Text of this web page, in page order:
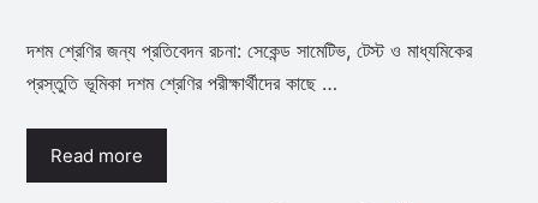
দশম শ্রেণির জন্য প্রতিবেদন রচনা: সেকেন্ড সামেটিভ, টেস্ট ও মাধ্যমিকের
প্রস্তুতি ভূমিকা দশম শ্রেণির পরীক্ষার্থীদের কাছে …
Read more